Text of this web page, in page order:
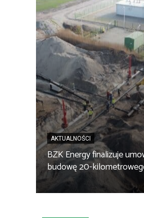
AKTUALNOŚCI
BZK Energy finalizuje
budowę 20-